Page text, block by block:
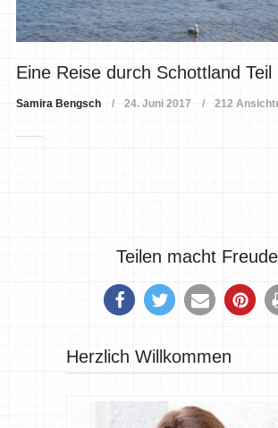
Eine Reise durch Schottland Teil
Samira Bengsch 24. Juni 2017 212
Teilen macht
Herzlich Willkommen